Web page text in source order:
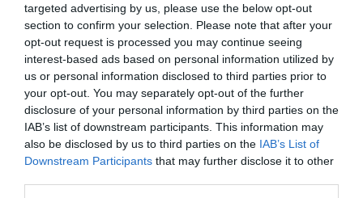
targeted advertising by us, please use the below opt-out
section to confirm your selection. Please note that after your
opt-out request is processed you may continue seeing
interest-based ads based on personal information utilized by
us or personal information disclosed to third parties prior to
your opt-out. You may separately opt-out of the further
disclosure of your personal information by third parties on the
IAB’s list of downstream participants. This information may
also be disclosed by us to third parties on the IAB’s List of
Downstream Participants that may further disclose it to other